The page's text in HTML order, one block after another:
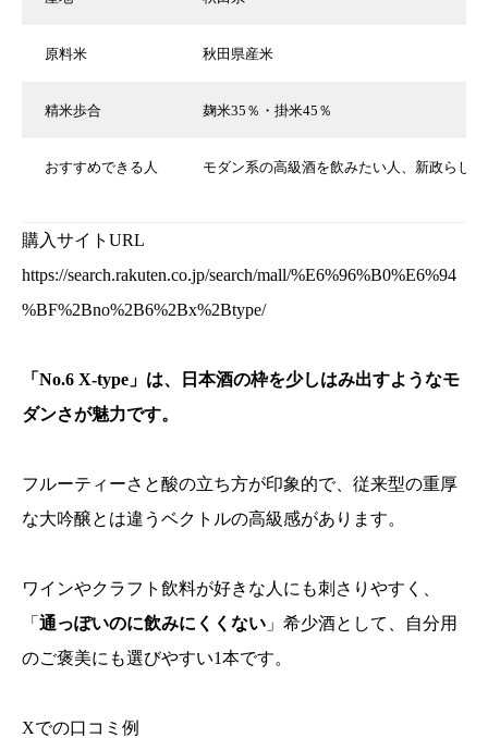
原料米 秋田県産米
精米歩合 麹米35％・掛米45％
おすすめできる人 モダン系の高級酒を飲みたい人、新政らし
購入サイトURL
https://search.rakuten.co.jp/search/mall/%E6%96%B0%E6%94
%BF%2Bno%2B6%2Bx%2Btype/
「No.6 X-type」は、日本酒の枠を少しはみ出すようなモ
ダンさが魅力です。
フルーティーさと酸の立ち方が印象的で、従来型の重厚
な大吟醸とは違うベクトルの高級感があります。
ワインやクラフト飲料が好きな人にも刺さりやすく、
「 通っぽいのに飲みにくくない 」希少酒として、自分用
のご褒美にも選びやすい1本です。
Xでの口コミ例